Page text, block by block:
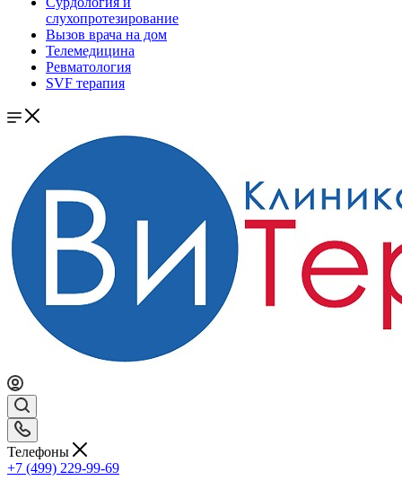
слухопротезирование
Вызов врача на дом
Телемедицина
Ревматология
SVF терапия
Телефоны
+7 (499) 229-99-69